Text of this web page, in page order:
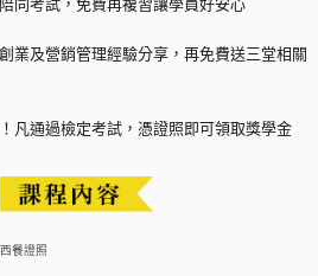
同考試，免費再複習讓學員好安心
業及營銷管理經驗分享，再免費送三堂相關
凡通過檢定考試，憑證照即可領取獎學金
西餐證照